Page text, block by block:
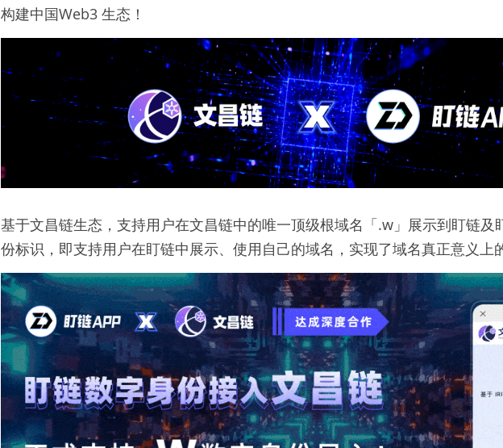
构建中国Web3 生态！
基于文昌链生态，支持用户在文昌链中的唯一顶级根域名「.w」展示到盯链及
份标识，即支持用户在盯链中展示、使用自己的域名，实现了域名真正意义上